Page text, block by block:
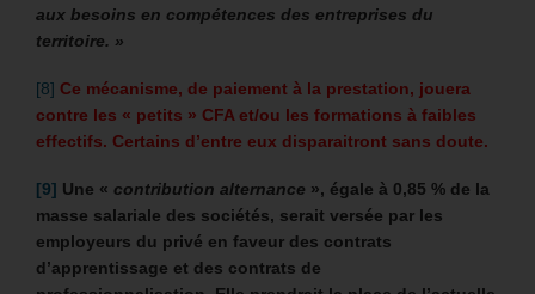
aux besoins en compétences des entreprises du
territoire. »
[8] Ce mécanisme, de paiement à la prestation, jouera
contre les « petits » CFA et/ou les formations à faibles
effectifs. Certains d’entre eux disparaitront sans doute.
[9] Une « contribution alternance », égale à 0,85 % de la
masse salariale des sociétés, serait versée par les
employeurs du privé en faveur des contrats
d’apprentissage et des contrats de